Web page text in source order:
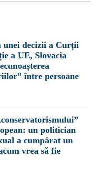
unei decizii a Curții
a UE, Slovacia
între persoane
un politician
a cumpărat un
vrea să fie